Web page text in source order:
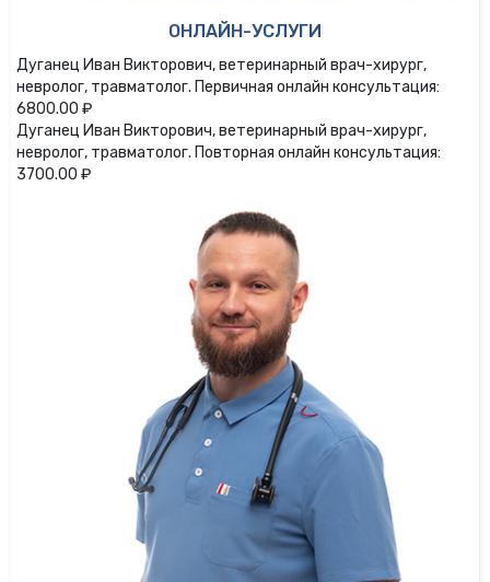
ОНЛАЙН-УСЛУГИ
Дуганец Иван Викторович, ветеринарный врач-хирург,
невролог, травматолог. Первичная онлайн консультация:
6800.00 ₽
Дуганец Иван Викторович, ветеринарный врач-хирург,
невролог, травматолог. Повторная онлайн консультация:
3700.00 ₽